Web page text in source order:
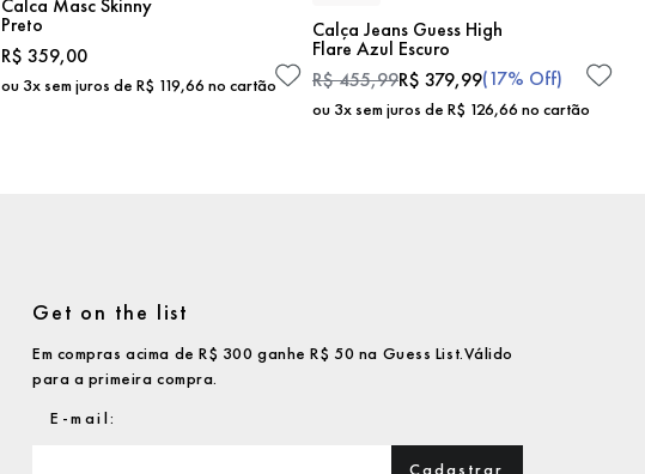
Preto
R$ 359,00
ou 3x sem juros de R$ 119,66 no cartão
Calça Jeans Guess High
Flare Azul Escuro
R$455,99R$ 379,99(17% Off)
ou 3x sem juros de R$ 126,66 no cartão
Get on the list
Em compras acima de R$ 300 ganhe R$ 50 na Guess List.Válido
para a primeira compra.
Cadastrar